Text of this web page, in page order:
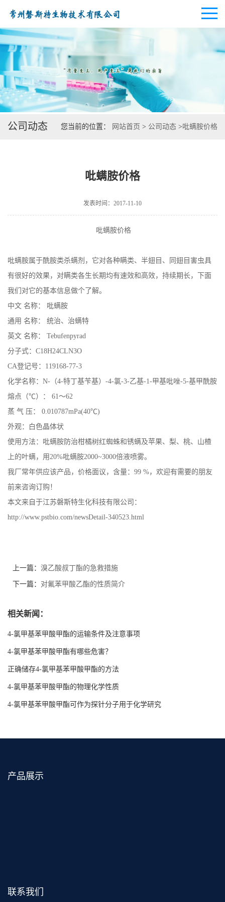
公司首页
公司介绍
公司动态
公司动态 您当前的位置： 网站首页 > 公司动态 >吡螨胺价格
吡螨胺价格
发表时间：2017-11-10
吡螨胺价格
吡螨胺属于酰胺类杀螨剂，它对各种瞒类、半翅目、同翅目害虫具
有很好的效果，对瞒类各生长期均有速效和高效，持续期长，下面
我们对它的基本信息做个了解。
中文 名称： 吡螨胺
通用 名称： 统治、治螨特
英文 名称： Tebufenpyrad
分子式：C18H24CLN3O
CA登记号：119168-77-3
化学名称：N-（4-特丁基苄基）-4-氯-3-乙基-1-甲基吡唑-5-基甲酰胺
熔点（℃）： 61～62
蒸 气 压： 0.010787mPa(40℃)
外观：白色晶体状
使用方法：吡螨胺防治柑橘树红蜘蛛和锈螨及苹果、梨、桃、山楂
上的叶螨，用20%吡螨胺2000~3000倍液喷雾。
我厂常年供应该产品，价格面议，含量：99 %，欢迎有需要的朋友
前来咨询订购！
本文来自于江苏磐斯特生化科技有限公司：
http://www.pstbio.com/newsDetail-340523.html
上一篇： 溴乙酸叔丁酯的急救措施
下一篇： 对氟苯甲酸乙酯的性质简介
相关新闻：
4-氯甲基苯甲酸甲酯的运输条件及注意事项
4-氯甲基苯甲酸甲酯有哪些危害？
正确储存4-氯甲基苯甲酸甲酯的方法
4-氯甲基苯甲酸甲酯的物理化学性质
4-氯甲基苯甲酸甲酯可作为探针分子用于化学研究
产品展示
联系我们